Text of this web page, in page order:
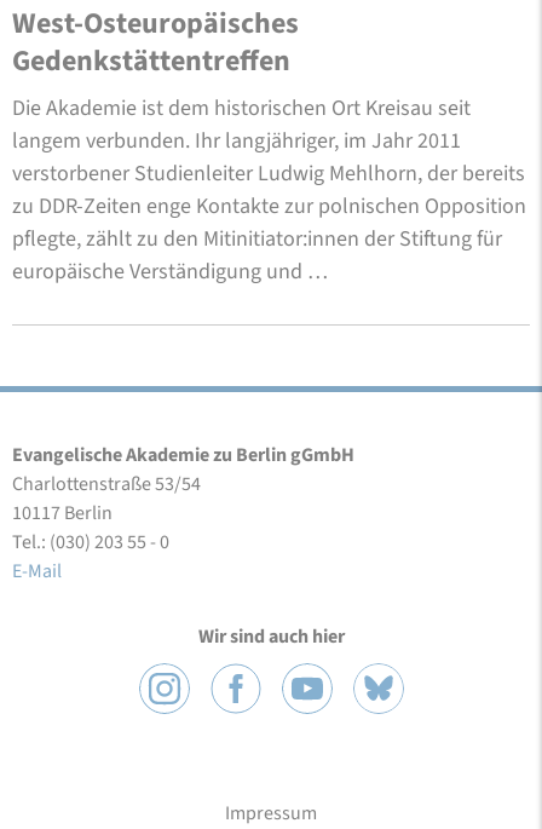
West-Osteuropäisches
Gedenkstättentreffen
Die Akademie ist dem historischen Ort Kreisau seit
langem verbunden. Ihr langjähriger, im Jahr 2011
verstorbener Studienleiter Ludwig Mehlhorn, der bereits
zu DDR-Zeiten enge Kontakte zur polnischen Opposition
pflegte, zählt zu den Mitinitiator:innen der Stiftung für
europäische Verständigung und …
Evangelische Akademie zu Berlin gGmbH
Charlottenstraße 53/54
10117 Berlin
Tel.: (030) 203 55 - 0
E-Mail
Wir sind auch hier
Impressum